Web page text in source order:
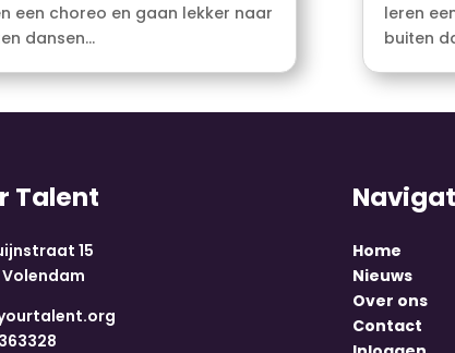
een choreo en gaan lekker naar
dansen...
leren
buiten
Talent
15
Volendam
Home
Nieuws
Over ons
Contact